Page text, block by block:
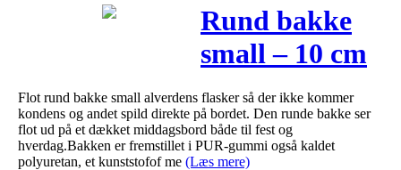
Rund bakke
small – 10 cm
Flot rund bakke small alverdens flasker så der ikke kommer
kondens og andet spild direkte på bordet. Den runde bakke ser
flot ud på et dækket middagsbord både til fest og
hverdag.Bakken er fremstillet i PUR-gummi også kaldet
polyuretan, et kunststofof me (Læs mere)